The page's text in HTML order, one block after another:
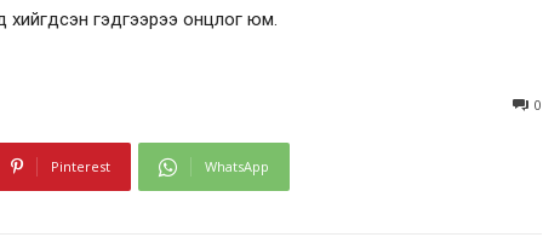
хийгдсэн гэдгээрээ онцлог юм.
0
Pinterest WhatsApp